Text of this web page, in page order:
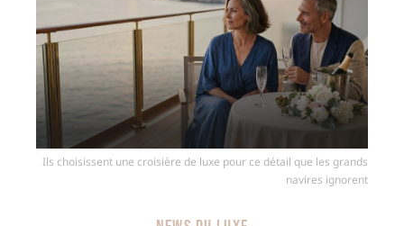
Ils choisissent une croisière de luxe pour ce détail que les grands
navires ignorent